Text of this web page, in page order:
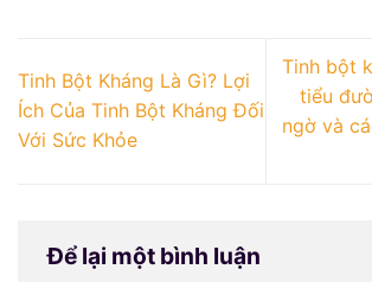
Tinh Bột Kháng Là Gì? Lợi
Ích Của Tinh Bột Kháng Đối
Với Sức Khỏe
Tinh bột
tiểu
ngờ và
Để lại một bình luận